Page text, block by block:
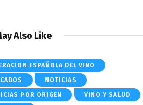
Also Like
ESPAÑOLA DEL VINO
NOTICIAS
POR ORIGEN VINO Y SALUD